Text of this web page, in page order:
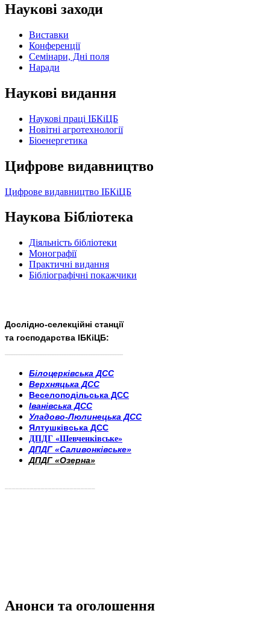
Наукові заходи
Виставки
Конференції
Семінари, Дні поля
Наради
Наукові видання
Наукові праці ІБКіЦБ
Новітні агротехнології
Бiоенергетика
Цифрове видавництво
Цифрове видавництво ІБКіЦБ
Наукова Бібліотека
Діяльність бібліотеки
Монографії
Практичні видання
Бібліографічні покажчики
Дослідно-селекційні станції
та господарства ІБКіЦБ:
Білоцерківська ДСС
Верхняцька ДСС
Веселоподільська ДСС
Іванівська ДСС
Уладово-Люлинецька ДСС
Ялтушківська ДСС
ДПДГ «Шевченківське»
ДПДГ «Саливонківське»
ДПДГ «Озерна»
Анонси та оголошення